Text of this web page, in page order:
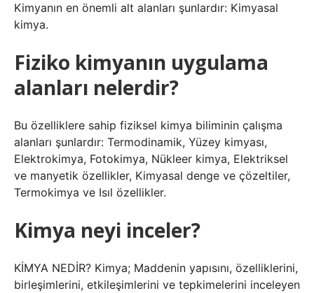
Kimyanın en önemli alt alanları şunlardır: Kimyasal
kimya.
Fiziko kimyanın uygulama
alanları nelerdir?
Bu özelliklere sahip fiziksel kimya biliminin çalışma
alanları şunlardır: Termodinamik, Yüzey kimyası,
Elektrokimya, Fotokimya, Nükleer kimya, Elektriksel
ve manyetik özellikler, Kimyasal denge ve çözeltiler,
Termokimya ve Isıl özellikler.
Kimya neyi inceler?
KİMYA NEDİR? Kimya; Maddenin yapısını, özelliklerini,
birleşimlerini, etkileşimlerini ve tepkimelerini inceleyen